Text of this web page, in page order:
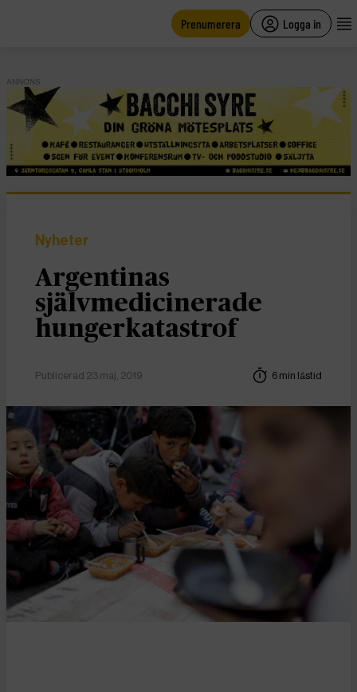
Prenumerera Logga in
ANNONS
Nyheter
Argentinas
självmedicinerade
hungerkatastrof
Publicerad 23 maj, 2019 6 min lästid